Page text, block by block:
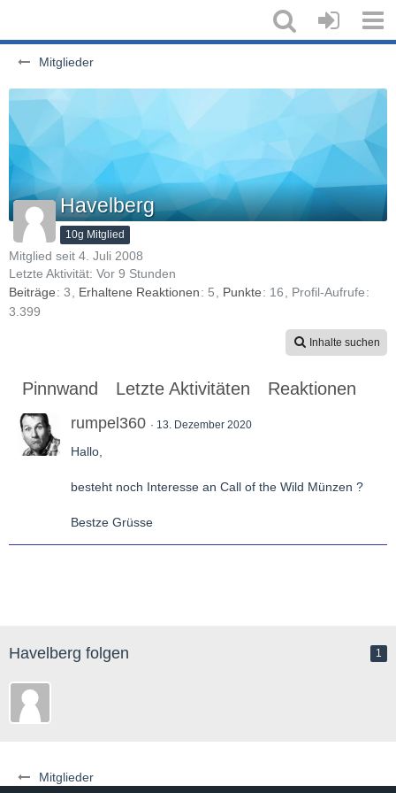
Mitglieder
Mitglieder
Havelberg
10g Mitglied
Mitglied seit 4. Juli 2008
Letzte Aktivität: Vor 9 Stunden
Beiträge
3 Erhaltene Reaktionen 5 Punkte 16
Profil-Aufrufe
3.399
Inhalte suchen
Pinnwand Letzte Aktivitäten Reaktionen
rumpel360 13. Dezember 2020
Hallo,
besteht noch Interesse an Call of the Wild Münzen ?
Bestze Grüsse
Havelberg folgen 1